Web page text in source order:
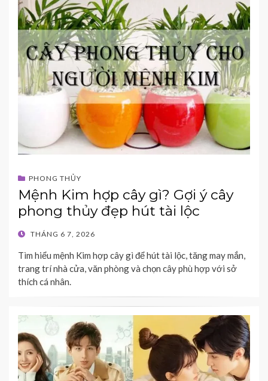
PHONG THỦY
Mệnh Kim hợp cây gì? Gợi ý cây
phong thủy đẹp hút tài lộc
POSTED
THÁNG 6 7, 2026
Tìm hiểu mệnh Kim hợp cây gì để hút tài lộc, tăng may mắn,
trang trí nhà cửa, văn phòng và chọn cây phù hợp với sở
thích cá nhân.